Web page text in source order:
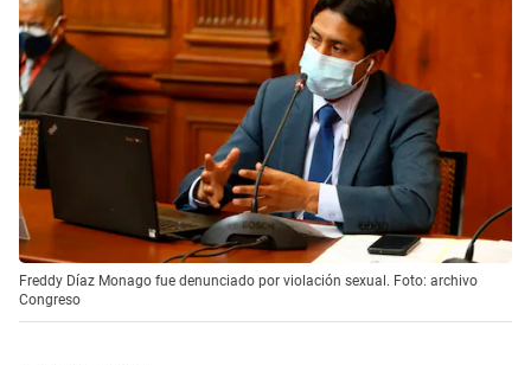
Freddy Díaz Monago fue denunciado por violación sexual. Foto: archivo
Congreso